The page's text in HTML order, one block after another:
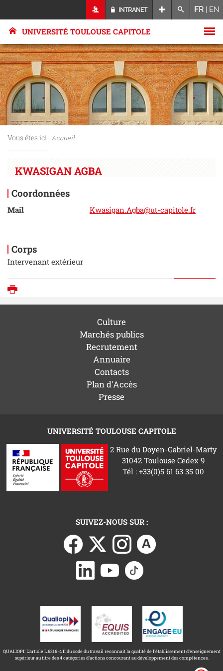
INTRANET FR | EN
UNIVERSITÉ TOULOUSE CAPITOLE
Vous êtes ici : Accueil
KWASIGAN AGBA
Coordonnées
Mail Kwasigan.Agba@ut-capitole.fr
Corps
Intervenant extérieur
Culture
Marchés publics
Recrutement
Annuaire
Contacts
Plan d'Accès
Presse
UNIVERSITÉ TOULOUSE CAPITOLE
2 Rue du Doyen-Gabriel-Marty
31042 Toulouse Cedex 9
Tél : +33(0)5 61 63 35 00
SUIVEZ-NOUS SUR :
QUALIOPI: L'article L.6316-4 II du code du travail reconnait la qualité de l'établissement d'enseignement
supérieur au titre des 4 catégories d'actions concourant au développement des compétences.